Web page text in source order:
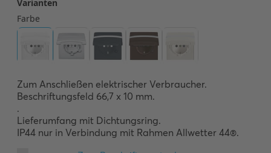
Zum Anschließen elektrischer Verbraucher.
Beschriftungsfeld 66,7 x 10 mm.
.
Lieferumfang mit Dichtungsring.
IP44 nur in Verbindung mit Rahmen Allwetter 44®.